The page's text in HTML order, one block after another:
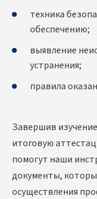
техника
обеспечению;
выявление
устранения;
правила
Завершив
итоговую
помогут наши
документы,
осуществления